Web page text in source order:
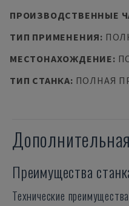
ПРОИЗВОДСТВЕННЫЕ
ТИП ПРИМЕНЕНИЯ:
МЕСТОНАХОЖДЕНИЕ:
ТИП СТАНКА: ПОЛНАЯ
Преимущества
Технические